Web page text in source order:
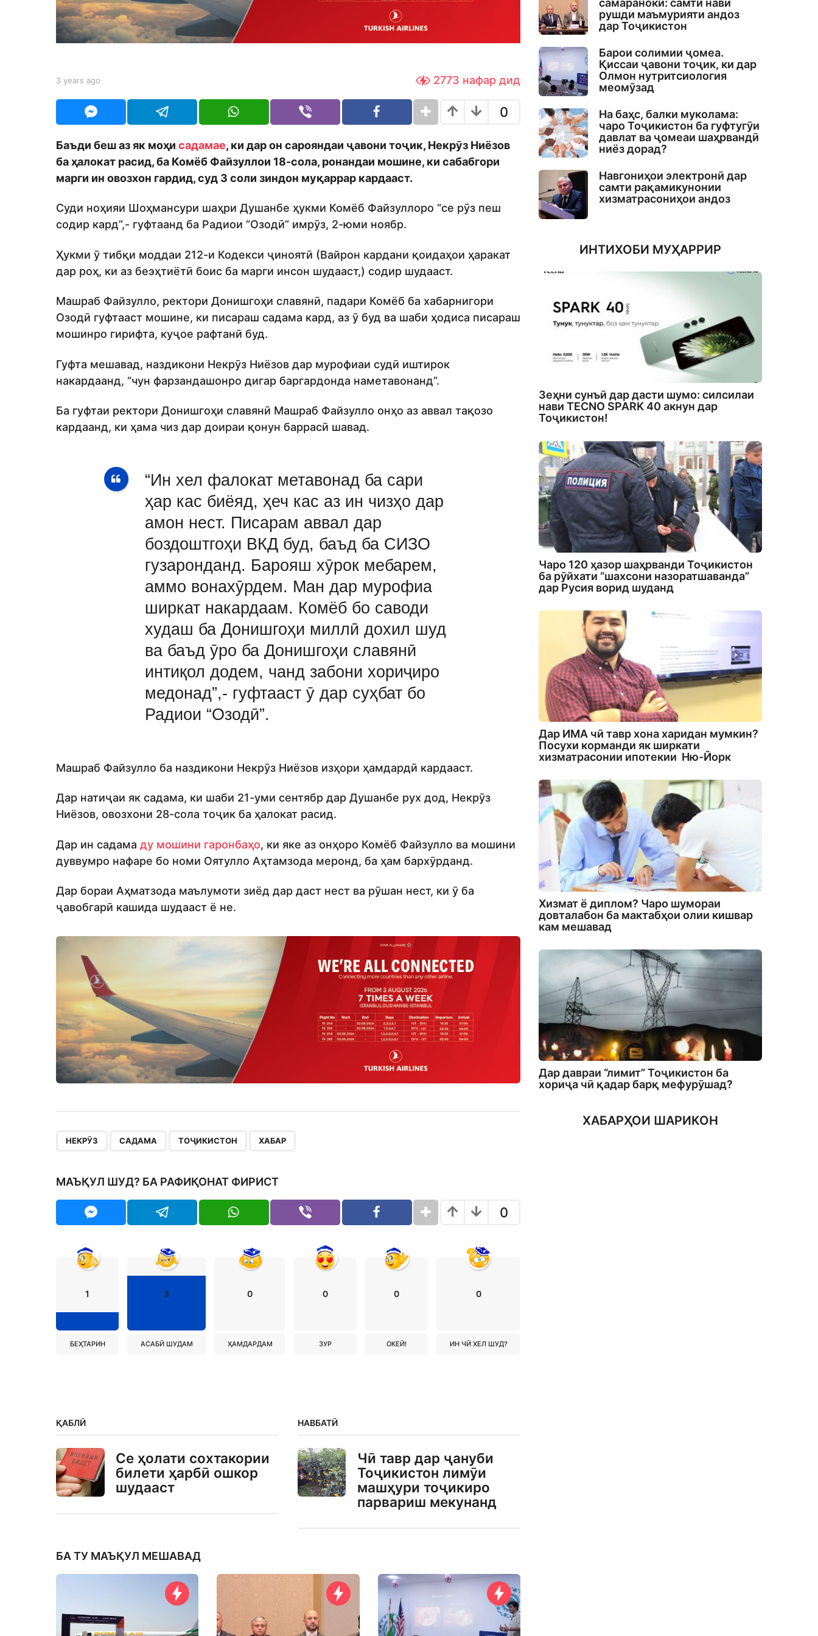
s
a
g
b
S
o
m
o
3 years ago
r
a
g
2773 нафар дид
0
Баъди беш аз як моҳи садамае, ки дар он сарояндаи ҷавони тоҷик, Некрӯз Ниёзов
ба ҳалокат расид, ба Комёб Файзуллои 18-сола, ронандаи мошине, ки сабабгори
марги ин овозхон гардид, суд 3 соли зиндон муқаррар кардааст.
Суди ноҳияи Шоҳмансури шаҳри Душанбе ҳукми Комёб Файзуллоро “се рӯз пеш
содир кард”,- гуфтаанд ба Радиои “Озодӣ” имрӯз, 2-юми ноябр.
Ҳукми ӯ тибқи моддаи 212-и Кодекси ҷиноятӣ (Вайрон кардани қоидаҳои ҳаракат
дар роҳ, ки аз беэҳтиётӣ боис ба марги инсон шудааст,) содир шудааст.
Машраб Файзулло, ректори Донишгоҳи славянӣ, падари Комёб ба хабарнигори
Озодӣ гуфтааст мошине, ки писараш садама кард, аз ӯ буд ва шаби ҳодиса писараш
мошинро гирифта, куҷое рафтанӣ буд.
Гуфта мешавад, наздикони Некрӯз Ниёзов дар мурофиаи судӣ иштирок
накардаанд, “чун фарзандашонро дигар баргардонда наметавонанд”.
Ба гуфтаи ректори Донишгоҳи славянӣ Машраб Файзулло онҳо аз аввал тақозо
кардаанд, ки ҳама чиз дар доираи қонун баррасӣ шавад.
“Ин хел фалокат метавонад ба сари
ҳар кас биёяд, ҳеч кас аз ин чизҳо дар
амон нест. Писарам аввал дар
боздоштгоҳи ВКД буд, баъд ба СИЗО
гузаронданд. Барояш хӯрок мебарем,
аммо вонахӯрдем. Ман дар мурофиа
ширкат накардаам. Комёб бо саводи
худаш ба Донишгоҳи миллӣ дохил шуд
ва баъд ӯро ба Донишгоҳи славянӣ
интиқол додем, чанд забони хориҷиро
медонад”,- гуфтааст ӯ дар суҳбат бо
Радиои “Озодӣ”.
Машраб Файзулло ба наздикони Некрӯз Ниёзов изҳори ҳамдардӣ кардааст.
Дар натиҷаи як садама, ки шаби 21-уми сентябр дар Душанбе рух дод, Некрӯз
Ниёзов, овозхони 28-сола тоҷик ба ҳалокат расид.
Дар ин садама ду мошини гаронбаҳо, ки яке аз онҳоро Комёб Файзулло ва мошини
дуввумро нафаре бо номи Оятулло Аҳтамзода меронд, ба ҳам бархӯрданд.
Дар бораи Аҳматзода маълумоти зиёд дар даст нест ва рӯшан нест, ки ӯ ба
ҷавобгарӣ кашида шудааст ё не.
НЕКРӮЗ САДАМА ТОҶИКИСТОН ХАБАР
МАЪҚУЛ ШУД? БА РАФИҚОНАТ ФИРИСТ
0
1
БЕҲТАРИН
3
АСАБӢ ШУДАМ
0
ҲАМДАРДАМ
0
ЗУР
0
ОКЕЙ!
0
ИН ЧӢ ХЕЛ ШУД?
ҚАБЛӢ
Се ҳолати сохтакории
билети ҳарбӣ ошкор
шудааст
НАВБАТӢ
Чӣ тавр дар ҷануби
Тоҷикистон лимӯи
машҳури тоҷикиро
парвариш мекунанд
БА ТУ МАЪҚУЛ МЕШАВАД
самаранокӣ: самти нави
рушди маъмурияти андоз
дар Тоҷикистон
Барои солимии ҷомеа.
Қиссаи ҷавони тоҷик, ки дар
Олмон нутритсиология
меомӯзад
На баҳс, балки муколама:
чаро Тоҷикистон ба гуфтугӯи
давлат ва ҷомеаи шаҳрвандӣ
ниёз дорад?
Навгониҳои электронӣ дар
самти рақамикунонии
хизматрасониҳои андоз
ИНТИХОБИ МУҲАРРИР
Зеҳни сунъӣ дар дасти шумо: силсилаи
нави TECNO SPARK 40 акнун дар
Тоҷикистон!
Чаро 120 ҳазор шаҳрванди Тоҷикистон
ба рӯйхати “шахсони назоратшаванда”
дар Русия ворид шуданд
Дар ИМА чӣ тавр хона харидан мумкин?
Посухи корманди як ширкати
хизматрасонии ипотекии Ню-Йорк
Хизмат ё диплом? Чаро шумораи
довталабон ба мактабҳои олии кишвар
кам мешавад
Дар давраи “лимит” Тоҷикистон ба
хориҷа чӣ қадар барқ мефурӯшад?
ХАБАРҲОИ ШАРИКОН